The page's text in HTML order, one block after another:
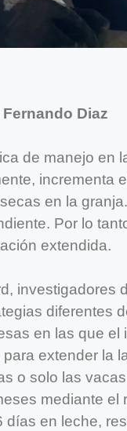
Fernando Diaz
de manejo en
incrementa
en la
Por lo
extendida.
investigadores
diferentes
en las que el
extender la
o solo las
mediante el
en leche,